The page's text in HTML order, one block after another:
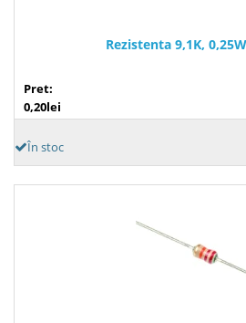
Rezistenta 9,1K,
Pret:
0,20lei
În stoc